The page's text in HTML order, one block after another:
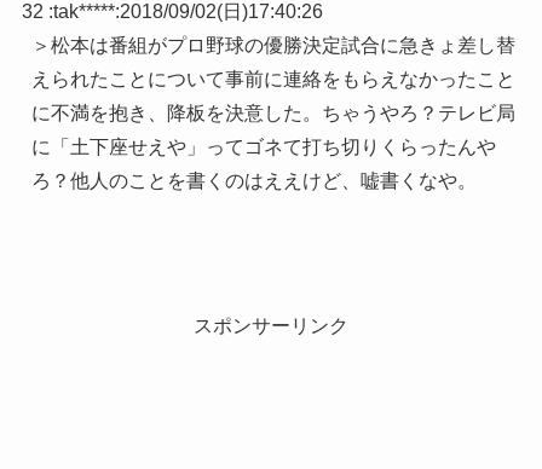
32 :tak*****:2018/09/02(日)17:40:26
＞松本は番組がプロ野球の優勝決定試合に急きょ差し替
えられたことについて事前に連絡をもらえなかったこと
に不満を抱き、降板を決意した。ちゃうやろ？テレビ局
に「土下座せえや」ってゴネて打ち切りくらったんや
ろ？他人のことを書くのはええけど、嘘書くなや。
スポンサーリンク